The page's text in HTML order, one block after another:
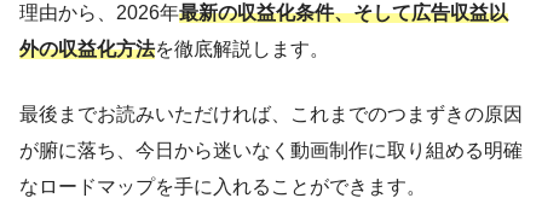
理由から、2026年最新の収益化条件、そして広告収益以
外の収益化方法を徹底解説します。
最後までお読みいただければ、これまでのつまずきの原因
が腑に落ち、今日から迷いなく動画制作に取り組める明確
なロードマップを手に入れることができます。